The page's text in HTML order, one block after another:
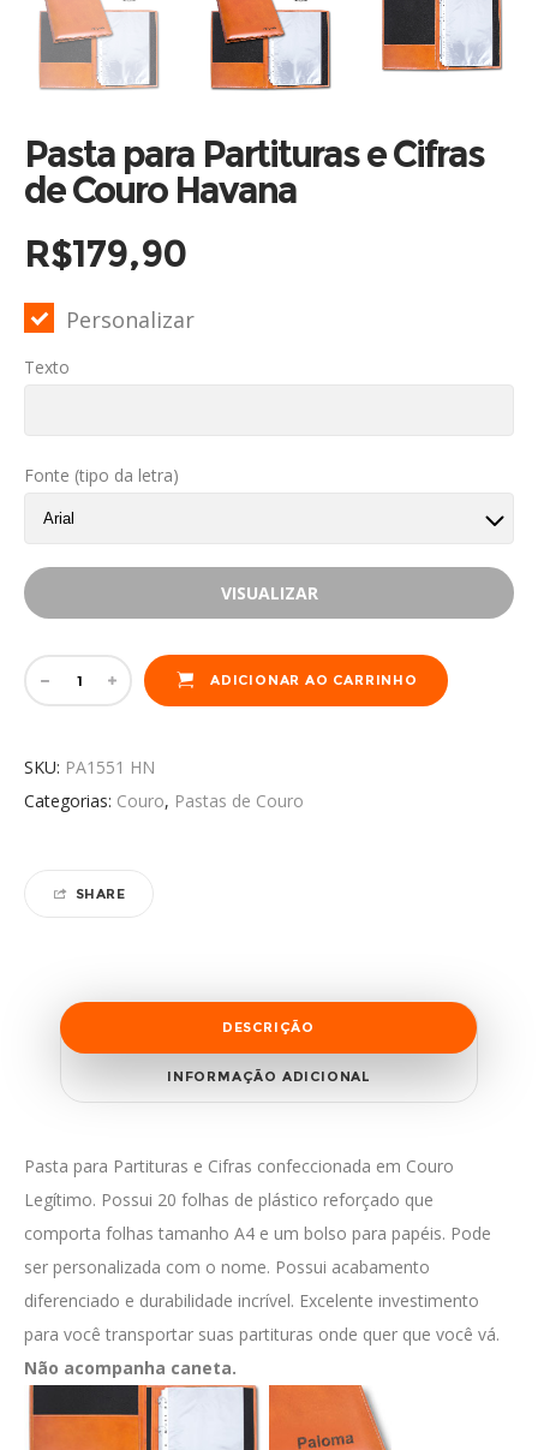
Pasta para Partituras e Cifras
de Couro Havana
R$179,90
Personalizar
Texto
Fonte (tipo da letra)
VISUALIZAR
ADICIONAR AO CARRINHO
SKU: PA1551 HN
Categorias: Couro, Pastas de Couro
SHARE
DESCRIÇÃO
INFORMAÇÃO ADICIONAL
Pasta para Partituras e Cifras confeccionada em Couro
Legítimo. Possui 20 folhas de plástico reforçado que
comporta folhas tamanho A4 e um bolso para papéis. Pode
ser personalizada com o nome. Possui acabamento
diferenciado e durabilidade incrível. Excelente investimento
para você transportar suas partituras onde quer que você vá.
Não acompanha caneta.